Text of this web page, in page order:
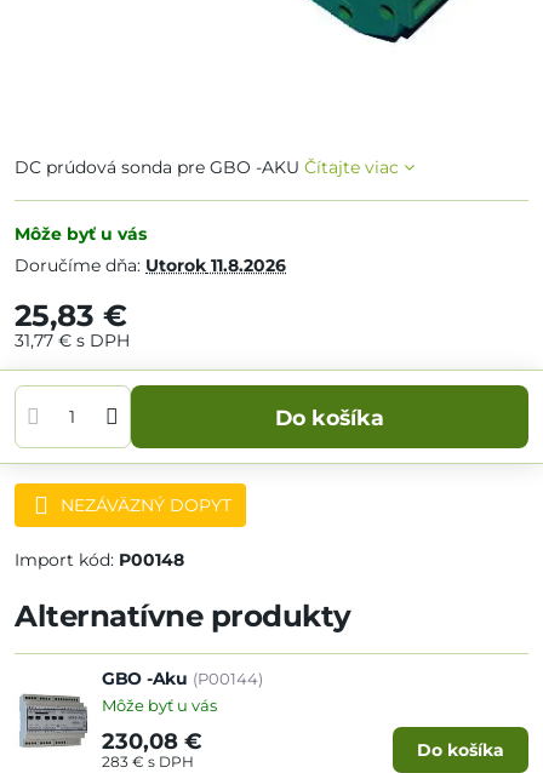
DC prúdová sonda pre GBO -AKU Čítajte viac
Môže byť u vás
Doručíme dňa: Utorok 11.8.2026
25,83 €
31,77 € s DPH
Do košíka
NEZÁVÄZNÝ DOPYT
Import kód: P00148
Alternatívne produkty
GBO -Aku (P00144)
Môže byť u vás
230,08 €
283 € s DPH
Do košíka